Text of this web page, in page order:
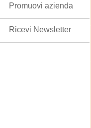
Promuovi azienda
Ricevi Newsletter